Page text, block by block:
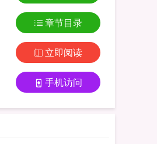
章节目录
立即阅读
手机访问